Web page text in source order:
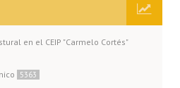
en el CEIP "Carmelo Cortés"
5363